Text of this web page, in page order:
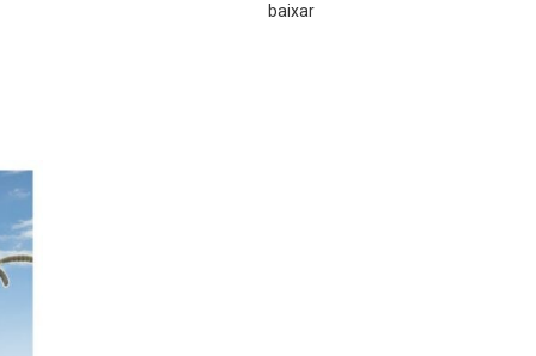
baixar